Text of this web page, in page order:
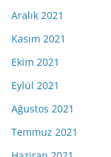
Aralık 2021
Kasım 2021
Ekim 2021
Eylül 2021
Ağustos 2021
Temmuz 2021